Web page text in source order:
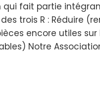
qui fait partie
trois R : Réduire
encore utiles
Notre